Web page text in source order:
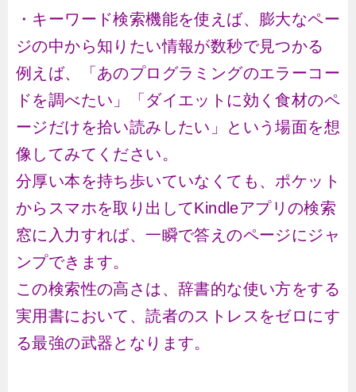
・キーワード検索機能を使えば、膨大なペー
ジの中から知りたい情報が数秒で見つかる
例えば、「あのプログラミングのエラーコー
ドを調べたい」「ダイエットに効く食材のペ
ージだけを拾い読みしたい」という場面を想
像してみてください。
分厚い本を持ち歩いていなくても、ポケット
からスマホを取り出してKindleアプリの検索
窓に入力すれば、一瞬で答えのページにジャ
ンプできます。
この検索性の高さは、辞書的な使い方をする
実用書において、読者のストレスをゼロにす
る最強の武器となります。